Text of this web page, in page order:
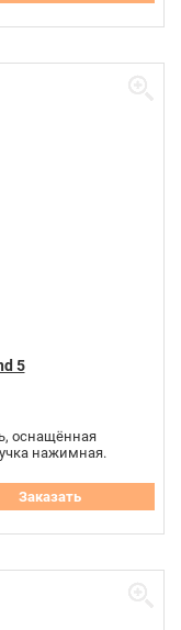
5
оснащённая
нажимная.
Заказать